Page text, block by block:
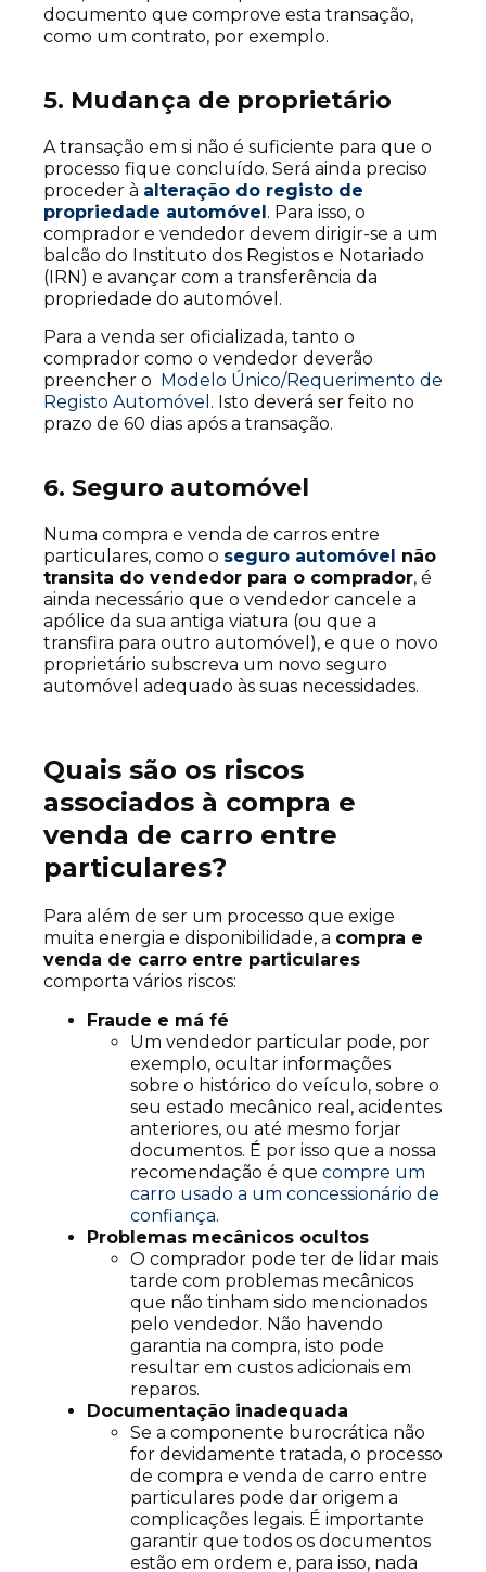
documento que comprove esta transação,
como um contrato, por exemplo.
5. Mudança de proprietário
A transação em si não é suficiente para que o
processo fique concluído. Será ainda preciso
proceder à alteração do registo de
propriedade automóvel . Para isso, o
comprador e vendedor devem dirigir-se a um
balcão do Instituto dos Registos e Notariado
(IRN) e avançar com a transferência da
propriedade do automóvel.
Para a venda ser oficializada, tanto o
comprador como o vendedor deverão
preencher o
Modelo Único/Requerimento de
Registo Automóvel . Isto deverá ser feito no
prazo de 60 dias após a transação.
6. Seguro automóvel
Numa compra e venda de carros entre
particulares, como o seguro automóvel
não
transita do vendedor para o comprador, é
ainda necessário que o vendedor cancele a
apólice da sua antiga viatura (ou que a
transfira para outro automóvel), e que o novo
proprietário subscreva um novo seguro
automóvel adequado às suas necessidades.
Quais são os riscos
associados à compra e
venda de carro entre
particulares?
Para além de ser um processo que exige
muita energia e disponibilidade, a compra e
venda de carro entre particulares
comporta vários riscos:
Fraude e má fé
Um vendedor particular pode, por
exemplo, ocultar informações
sobre o histórico do veículo, sobre o
seu estado mecânico real, acidentes
anteriores, ou até mesmo forjar
documentos. É por isso que a nossa
recomendação é que compre um
carro usado a um concessionário de
confiança.
Problemas mecânicos ocultos
O comprador pode ter de lidar mais
tarde com problemas mecânicos
que não tinham sido mencionados
pelo vendedor. Não havendo
garantia na compra, isto pode
resultar em custos adicionais em
reparos.
Documentação inadequada
Se a componente burocrática não
for devidamente tratada, o processo
de compra e venda de carro entre
particulares pode dar origem a
complicações legais. É importante
garantir que todos os documentos
estão em ordem e, para isso, nada